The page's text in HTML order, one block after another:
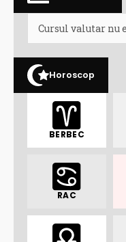
Cursul valutar
Horoscop
BERBEC
RAC